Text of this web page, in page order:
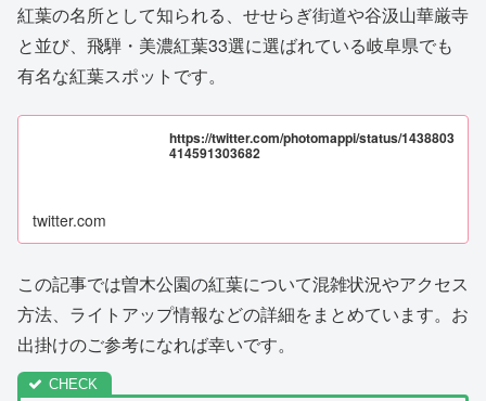
紅葉の名所として知られる、せせらぎ街道や谷汲山華厳寺
と並び、飛騨・美濃紅葉33選に選ばれている岐阜県でも
有名な紅葉スポットです。
https://twitter.com/photomappi/status/1438803
414591303682
twitter.com
この記事では曽木公園の紅葉について混雑状況やアクセス
方法、ライトアップ情報などの詳細をまとめています。お
出掛けのご参考になれば幸いです。